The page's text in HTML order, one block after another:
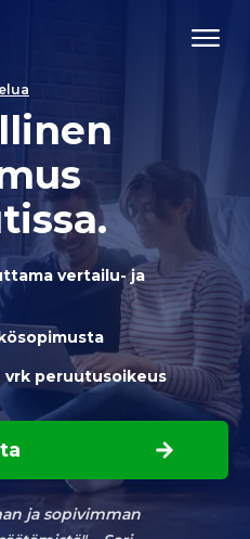
vertailu- ja
vrk peruutusoikeus
ja sopivimman